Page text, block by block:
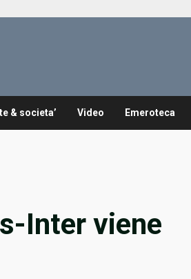
& societa’ Video Emeroteca
Inter viene